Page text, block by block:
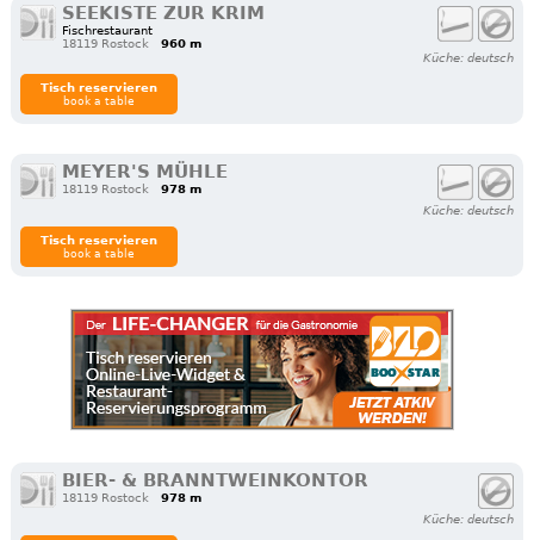
SEEKISTE ZUR KRIM
Fischrestaurant
18119 Rostock
960 m
Küche: deutsch
Tisch reservieren
book a table
MEYER'S MÜHLE
18119 Rostock
978 m
Küche: deutsch
Tisch reservieren
book a table
BIER- & BRANNTWEINKONTOR
18119 Rostock
978 m
Küche: deutsch